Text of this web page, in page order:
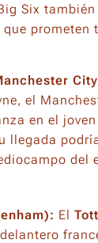
Six también
prometen
el
en el
llegada
del
El